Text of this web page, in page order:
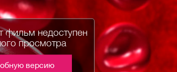
фильм недоступен
просмотра
версию